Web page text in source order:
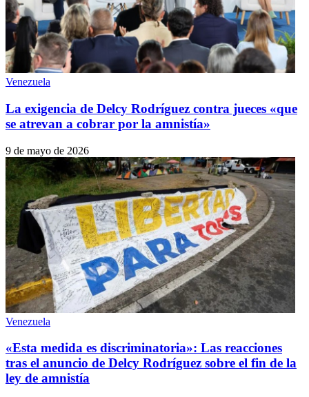
Venezuela
La exigencia de Delcy Rodríguez contra jueces «que
se atrevan a cobrar por la amnistía»
9 de mayo de 2026
Venezuela
«Esta medida es discriminatoria»: Las reacciones
tras el anuncio de Delcy Rodríguez sobre el fin de la
ley de amnistía